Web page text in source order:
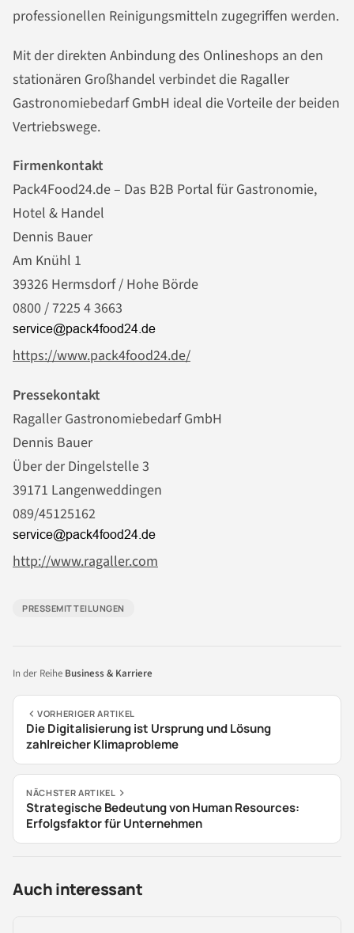
professionellen Reinigungsmitteln zugegriffen werden.
Mit der direkten Anbindung des Onlineshops an den
stationären Großhandel verbindet die Ragaller
Gastronomiebedarf GmbH ideal die Vorteile der beiden
Vertriebswege.
Firmenkontakt
Pack4Food24.de – Das B2B Portal für Gastronomie,
Hotel & Handel
Dennis Bauer
Am Knühl 1
39326 Hermsdorf / Hohe Börde
0800 / 7225 4 3663
https://www.pack4food24.de/
Pressekontakt
Ragaller Gastronomiebedarf GmbH
Dennis Bauer
Über der Dingelstelle 3
39171 Langenweddingen
089/45125162
http://www.ragaller.com
PRESSEMITTEILUNGEN
In der Reihe Business & Karriere
VORHERIGER ARTIKEL
Die Digitalisierung ist Ursprung und Lösung
zahlreicher Klimaprobleme
NÄCHSTER ARTIKEL
Strategische Bedeutung von Human Resources:
Erfolgsfaktor für Unternehmen
Auch interessant